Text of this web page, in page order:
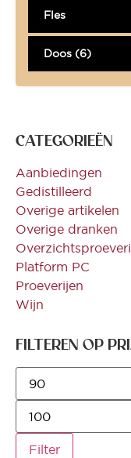
CATEGORIEËN
Aanbiedingen
Gedistilleerd
Overige artikelen
Overige dranken
Platform PC
Proeverijen
Wijn
FILTEREN OP
Filter
Fles
Doos (6)